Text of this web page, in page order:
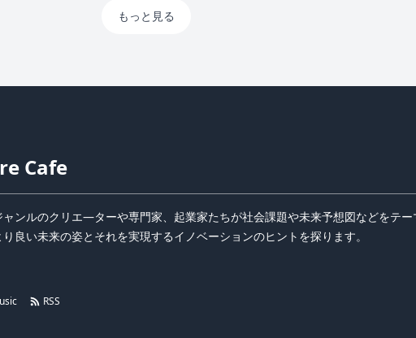
もっと見る
Cafe
ンルのクリエ―ターや専門家、起業家たちが社会課題や未来予想図などをテー
良い未来の姿とそれを実現するイノベーションのヒントを探ります。
RSS